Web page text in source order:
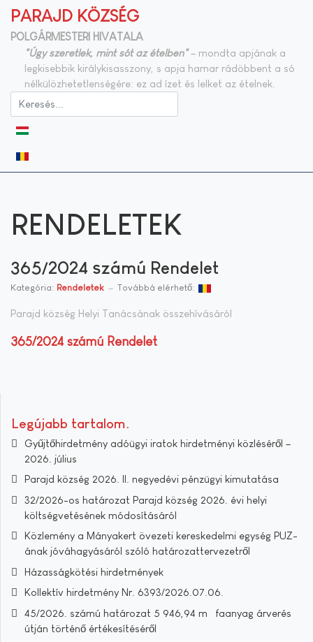
PARAJD KÖZSÉG
POLGÁRMESTERI HIVATALA
"Úgy szeretlek, mint sót az ételben"– mondta apjának a
legkisebbik királykisasszony, s apja hamar rádöbbent a só
nélkülözhetetlenségére: ez ad ízet és lelket az ételnek.
RENDELETEK
365/2024 számú Rendelet
Kategória: Rendeletek Továbbá elérhető:
Parajd község Helyi Tanácsának összehívásáról
365/2024 számú Rendelet
Legújabb tartalom
Gyűjtőhirdetmény adóügyi iratok hirdetményi közléséről –
2026. július
Parajd község 2026. II. negyedévi pénzügyi kimutatása
32/2026-os határozat Parajd község 2026. évi helyi
költségvetésének módosításáról
Közlemény a Mányakert övezeti kereskedelmi egység PUZ-
ának jóváhagyásáról szóló határozattervezetről
Házasságkötési hirdetmények
Kollektív hirdetmény Nr. 6393/2026.07.06.
45/2026. számú határozat 5 946,94 m³ faanyag árverés
útján történő értékesítéséről